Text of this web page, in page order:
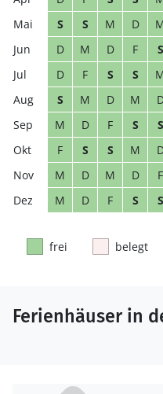
S
S M D
D
M D F S
D
F S S
S
M D M
M
D F S S
F
S S M
M
D M D F
M
D F S S
frei belegt
Ferienhäuser in